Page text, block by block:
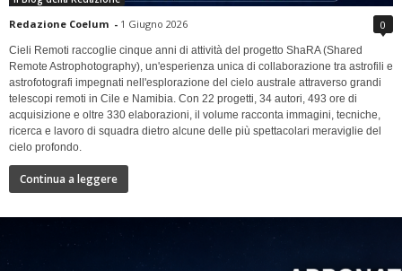
Redazione Coelum - 1 Giugno 2026 0
Cieli Remoti raccoglie cinque anni di attività del progetto ShaRA (Shared
Remote Astrophotography), un'esperienza unica di collaborazione tra astrofili e
astrofotografi impegnati nell'esplorazione del cielo australe attraverso grandi
telescopi remoti in Cile e Namibia. Con 22 progetti, 34 autori, 493 ore di
acquisizione e oltre 330 elaborazioni, il volume racconta immagini, tecniche,
ricerca e lavoro di squadra dietro alcune delle più spettacolari meraviglie del
cielo profondo.
Continua a leggere